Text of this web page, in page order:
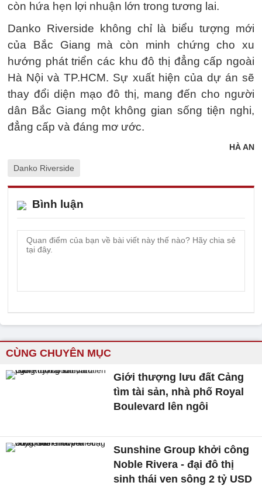
còn hứa hẹn lợi nhuận lớn trong tương lai.
Danko Riverside không chỉ là biểu tượng mới
của Bắc Giang mà còn minh chứng cho xu
hướng phát triển các khu đô thị đẳng cấp ngoài
Hà Nội và TP.HCM. Sự xuất hiện của dự án sẽ
thay đổi diện mạo đô thị, mang đến cho người
dân Bắc Giang một không gian sống tiện nghi,
đẳng cấp và đáng mơ ước.
HÀ AN
Danko Riverside
Bình luận
CÙNG CHUYÊN MỤC
Giới thượng lưu đất Cảng
tìm tài sản, nhà phố Royal
Boulevard lên ngôi
Sunshine Group khởi công
Noble Rivera - đại đô thị
sinh thái ven sông 2 tỷ USD